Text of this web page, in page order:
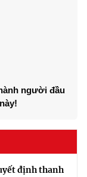
người đầu
định thanh